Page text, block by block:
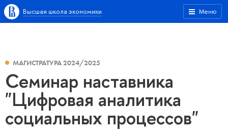
Меню
Высшая школа экономики
МАГИСТРАТУРА 2024/2025
Семинар наставника
"Цифровая аналитика
социальных процессов"